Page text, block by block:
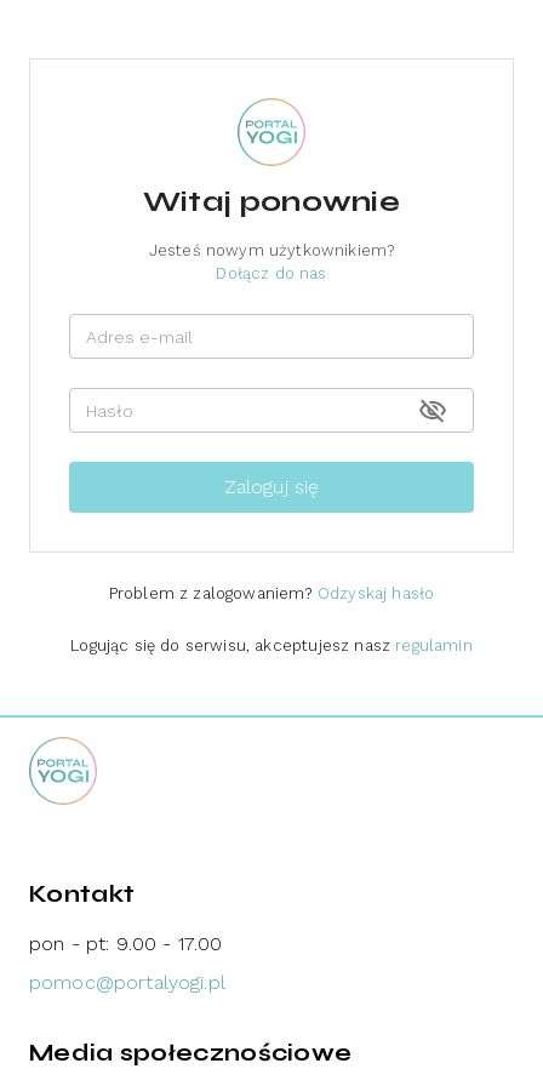
Witaj ponownie
Jesteś nowym użytkownikiem?
Dołącz do nas
Adres e-mail
Hasło
Zaloguj się
Problem z zalogowaniem? Odzyskaj hasło
Logując się do serwisu, akceptujesz nasz regulamin
Kontakt
pon - pt: 9.00 - 17.00
pomoc@portalyogi.pl
Media społecznościowe